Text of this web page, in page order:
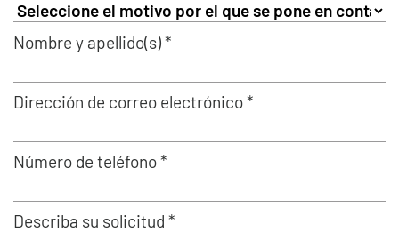
Nombre y apellido(s) *
Dirección de correo electrónico *
Número de teléfono *
Describa su solicitud *